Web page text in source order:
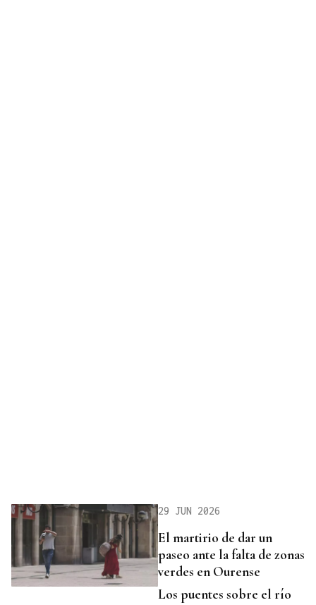
29 JUN 2026
El martirio de dar un
paseo ante la falta de zonas
verdes en Ourense
Los puentes sobre el río